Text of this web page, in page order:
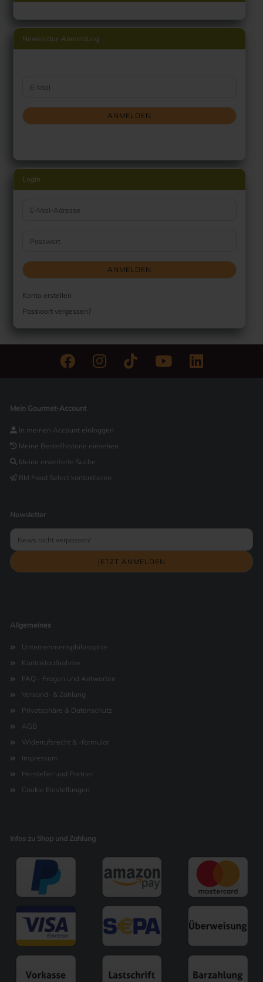
Newsletter-Anmeldung
E-Mail
ANMELDEN
Login
E-Mail-Adresse
Passwort
ANMELDEN
Konto erstellen
Passwort vergessen?
Mein Gourmet-Account
In meinen Account einloggen
Meine Bestellhistorie einsehen
Meine erweiterte Suche
BM Food Select kontaktieren
Newsletter
Allgemeines
Unternehmensphilosophie
Kontaktaufnahme
FAQ - Fragen und Antworten
Versand- & Zahlung
Privatsphäre & Datenschutz
AGB
Widerrufsrecht & -formular
Impressum
Hersteller und Partner
Cookie Einstellungen
Infos zu Shop und Zahlung